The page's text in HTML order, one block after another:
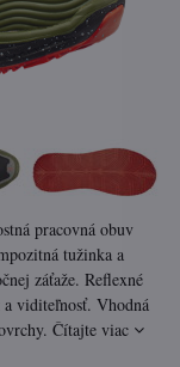
pracovná obuv
tužinka a
záťaže. Reflexné
viditeľnosť. Vhodná
Čítajte viac